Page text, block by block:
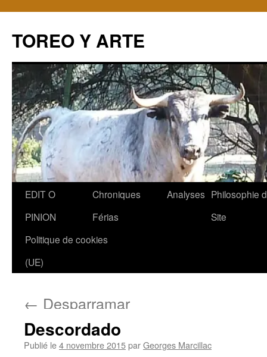
TOREO Y ARTE
Aller
contenu
EDIT O
PINION
Chroniques
Férias
Analyses Philosophie
Site
Politique de cookies
(UE)
← Desparramar
Descordado
Publié le4 novembre 2015parGeorges Marcillac